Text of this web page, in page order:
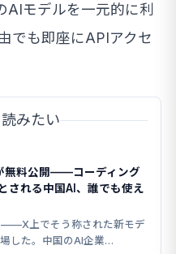
AIモデルを一元的に利
でも即座にAPIアクセ
みたい
無料公開——コーディング
される中国AI、誰でも使え
——X上でそう称された新モデ
した。中国のAI企業